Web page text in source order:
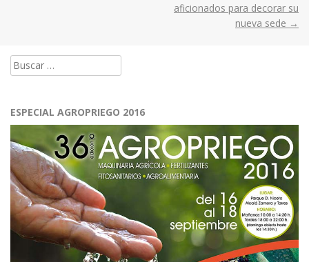
aficionados para decorar su
nueva sede →
Buscar:
ESPECIAL AGROPRIEGO 2016